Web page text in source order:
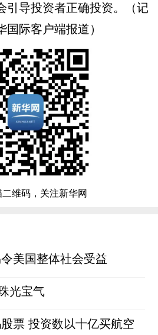
引导投资者正确投资。（记
际客户端报道）
维码，关注新华网
美国整体社会受益
光宝气
票 投资数以十亿买航空